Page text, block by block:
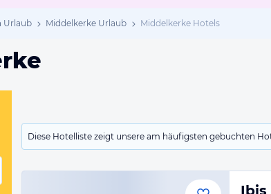
Urlaub Middelkerke Urlaub Middelkerke Hotels
Diese Hotelliste zeigt unsere am häufigsten gebuchten
Ibis